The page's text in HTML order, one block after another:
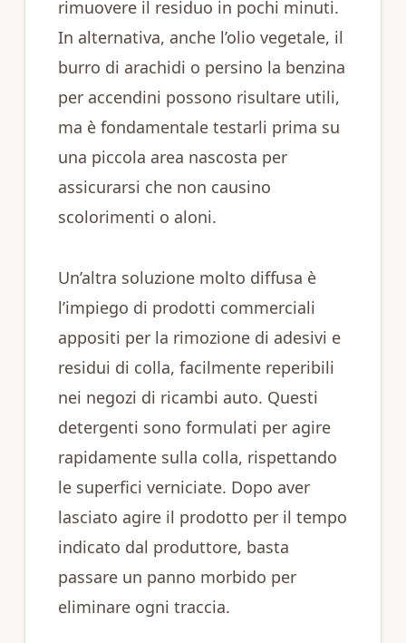
rimuovere il residuo in pochi minuti.
In alternativa, anche l’olio vegetale, il
burro di arachidi o persino la benzina
per accendini possono risultare utili,
ma è fondamentale testarli prima su
una piccola area nascosta per
assicurarsi che non causino
scolorimenti o aloni.
Un’altra soluzione molto diffusa è
l’impiego di prodotti commerciali
appositi per la rimozione di adesivi e
residui di colla, facilmente reperibili
nei negozi di ricambi auto. Questi
detergenti sono formulati per agire
rapidamente sulla colla, rispettando
le superfici verniciate. Dopo aver
lasciato agire il prodotto per il tempo
indicato dal produttore, basta
passare un panno morbido per
eliminare ogni traccia.